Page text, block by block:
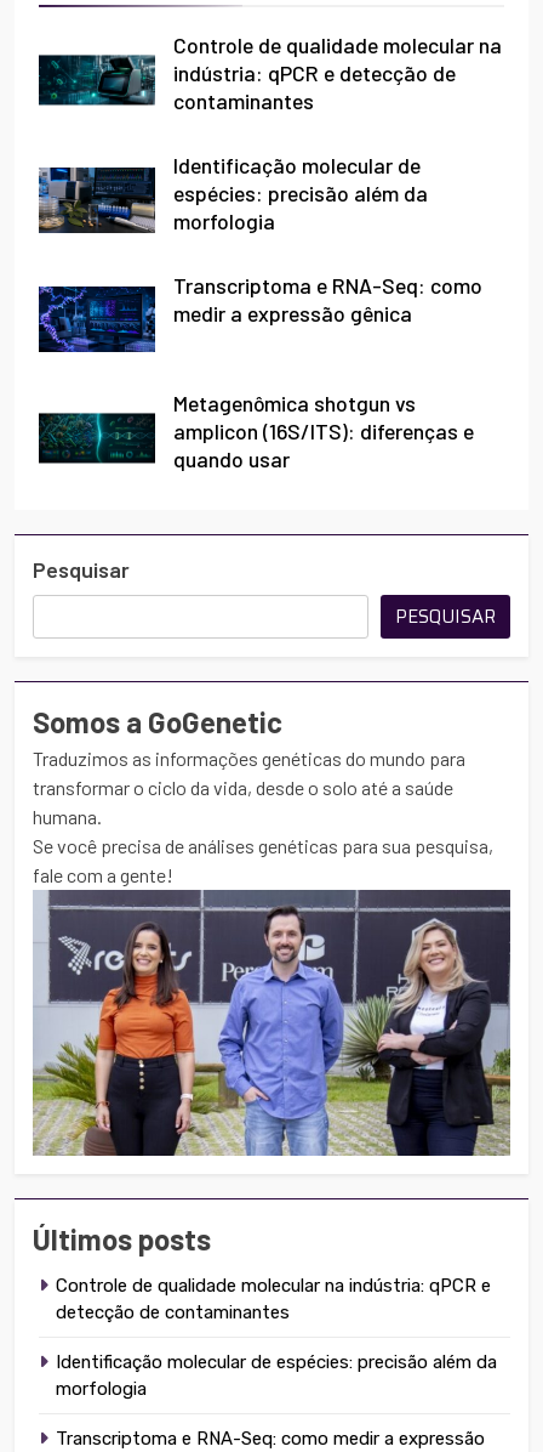
Controle de qualidade molecular na
indústria: qPCR e detecção de
contaminantes
Identificação molecular de
espécies: precisão além da
morfologia
Transcriptoma e RNA-Seq: como
medir a expressão gênica
Metagenômica shotgun vs
amplicon (16S/ITS): diferenças e
quando usar
Pesquisar
PESQUISAR
Somos a GoGenetic
Traduzimos as informações genéticas do mundo para
transformar o ciclo da vida, desde o solo até a saúde
humana.
Se você precisa de análises genéticas para sua pesquisa,
fale com a gente!
Últimos posts
Controle de qualidade molecular na indústria: qPCR e
detecção de contaminantes
Identificação molecular de espécies: precisão além da
morfologia
Transcriptoma e RNA-Seq: como medir a expressão